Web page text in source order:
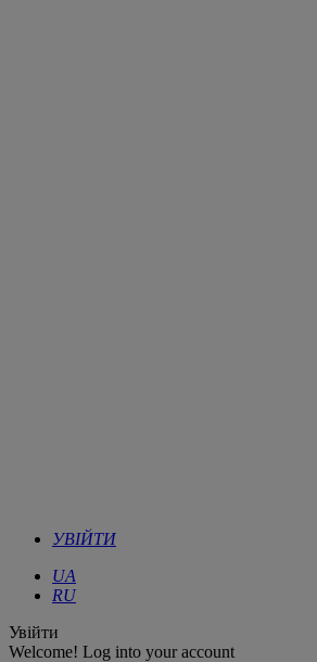
УВІЙТИ
UA
RU
Увійти
Welcome! Log into your account